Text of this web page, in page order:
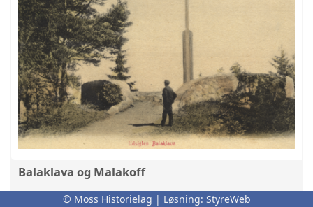
Balaklava og Malakoff
Om navnene Balaklava og Malakoff, Krimkrigen og
© Moss Historielag | Løsning: StyreWeb